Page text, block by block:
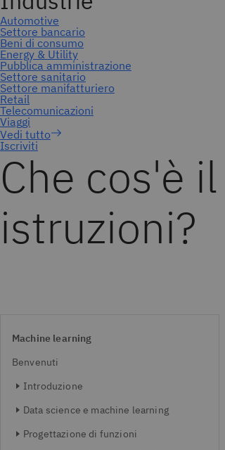
Iscriviti
Che cos'è
istruzioni?
Machine learning
Benvenuti
Introduzione
Data science e machine learning
Progettazione di funzioni